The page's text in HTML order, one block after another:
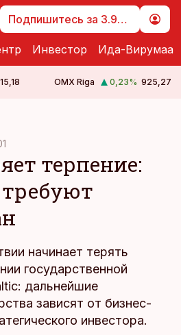
Подпишитесь за 3.99 €
Инвестор Ида-Вирумаа
OMX Riga 0,23% 925,27
терпение:
начинает терять
государственной
дальнейшие
зависят от бизнес-
инвестора.